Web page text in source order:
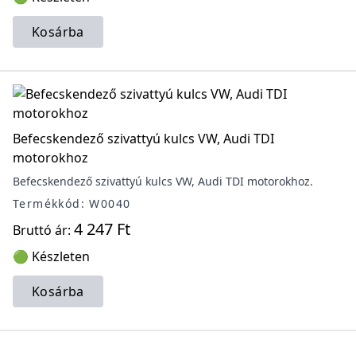
Kosárba
Befecskendező szivattyú kulcs VW, Audi TDI
motorokhoz
Befecskendező szivattyú kulcs VW, Audi TDI motorokhoz.
Termékkód: W0040
Bruttó ár: 4 247 Ft
🟢 Készleten
Kosárba